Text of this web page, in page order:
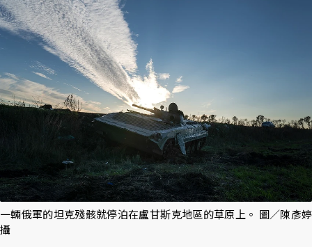
一輛俄軍的坦克殘骸就停泊在盧甘斯克地區的草原上。 圖／陳彥婷
攝